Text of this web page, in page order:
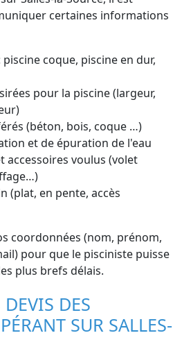
certaines informations
coque, piscine en dur,
pour la piscine (largeur,
(béton, bois, coque …)
et de épuration de l'eau
accessoires voulus (volet
(plat, en pente, accès
coordonnées (nom, prénom,
pour que le pisciniste puisse
plus brefs délais.
DES
SUR SALLES-